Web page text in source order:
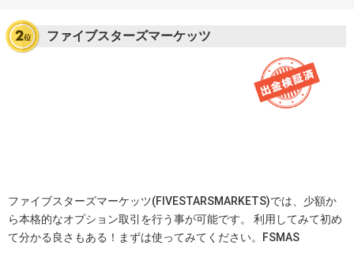
ファイブスターズマーケッツ
ファイブスターズマーケッツ(FIVESTARSMARKETS)では、少額か
ら本格的なオプション取引を行う事が可能です。 利用してみて初め
て分かる良さもある！まずは使ってみてください。FSMAS